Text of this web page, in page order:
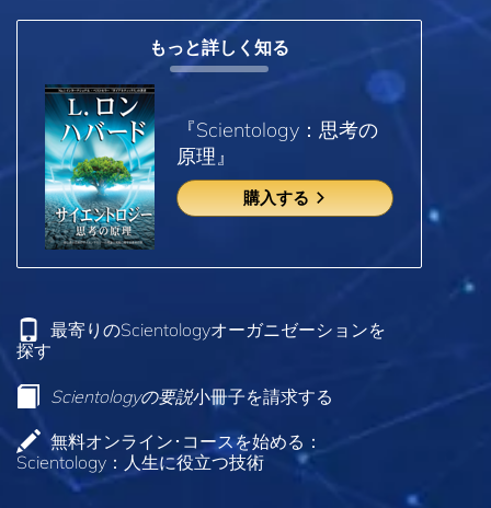
もっと詳しく知る
『Scientology：思考の
原理』
購入する
最寄りのScientologyオーガニゼーションを
探す
Scientologyの要説小冊子を請求する
無料オンライン･コースを始める：
Scientology：人生に役立つ技術